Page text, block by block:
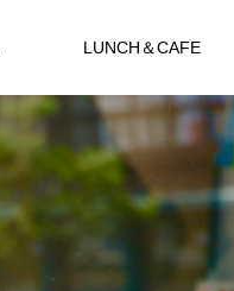
LUNCH＆CAFE